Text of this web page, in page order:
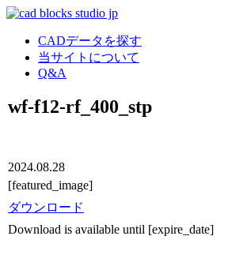
CADデータを探す
当サイトについて
Q&A
wf-f12-rf_400_stp
2024.08.28
[featured_image]
ダウンロード
Download is available until [expire_date]